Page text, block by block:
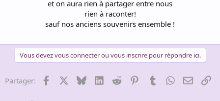
et on aura rien à partager entre nous
rien à raconter!
sauf nos anciens souvenirs ensemble !
Vous devez vous connecter ou vous inscrire pour répondre ici.
Partager: Facebook BlueskyLinkedInReddit PinterestTumblrWhatsApp
Email